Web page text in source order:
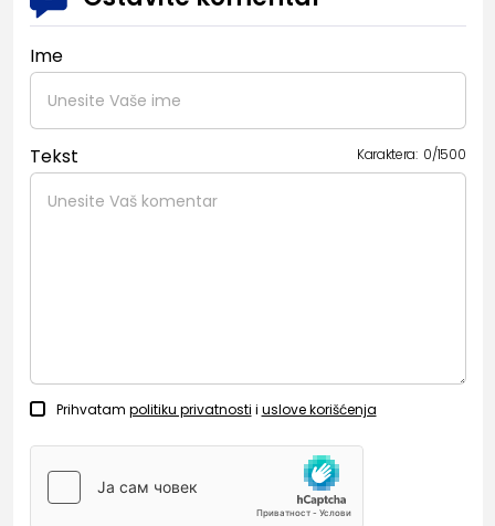
Ime
Tekst Karaktera: 0/1500
Prihvatam politiku privatnosti i uslove korišćenja